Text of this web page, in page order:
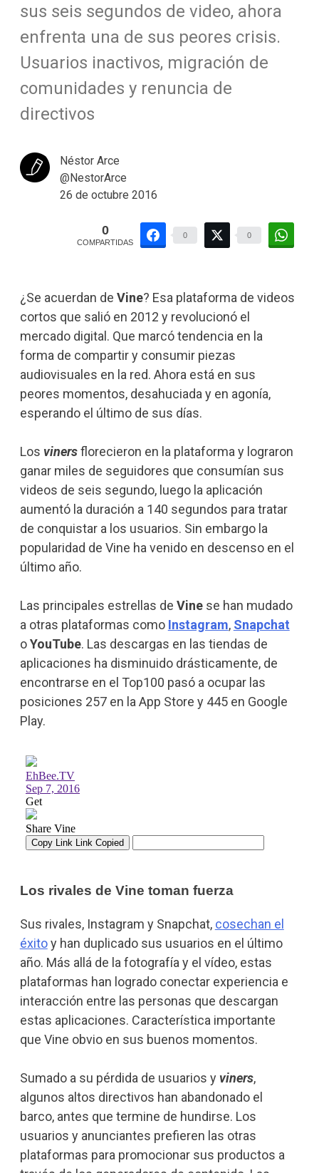
sus seis segundos de video, ahora
enfrenta una de sus peores crisis.
Usuarios inactivos, migración de
comunidades y renuncia de
directivos
Néstor Arce
@NestorArce
26 de octubre 2016
0
COMPARTIDAS
0 0
¿Se acuerdan de Vine? Esa plataforma de videos
cortos que salió en 2012 y revolucionó el
mercado digital. Que marcó tendencia en la
forma de compartir y consumir piezas
audiovisuales en la red. Ahora está en sus
peores momentos, desahuciada y en agonía,
esperando el último de sus días.
Los vinersflorecieron en la plataforma y lograron
ganar miles de seguidores que consumían sus
videos de seis segundo, luego la aplicación
aumentó la duración a 140 segundos para tratar
de conquistar a los usuarios. Sin embargo la
popularidad de Vine ha venido en descenso en el
último año.
Las principales estrellas de Vinese han mudado
a otras plataformas como Instagram, Snapchat
oYouTube. Las descargas en las tiendas de
aplicaciones ha disminuido drásticamente, de
encontrarse en el Top100 pasó a ocupar las
posiciones 257 en la App Store y 445 en Google
Play.
Los rivales de Vine toman fuerza
Sus rivales, Instagram y Snapchat, cosechan el
éxitoy han duplicado sus usuarios en el último
año. Más allá de la fotografía y el vídeo, estas
plataformas han logrado conectar experiencia e
interacción entre las personas que descargan
estas aplicaciones. Característica importante
que Vine obvio en sus buenos momentos.
Sumado a su pérdida de usuarios yviners,
algunos altos directivos han abandonado el
barco, antes que termine de hundirse. Los
usuarios y anunciantes prefieren las otras
plataformas para promocionar sus productos a